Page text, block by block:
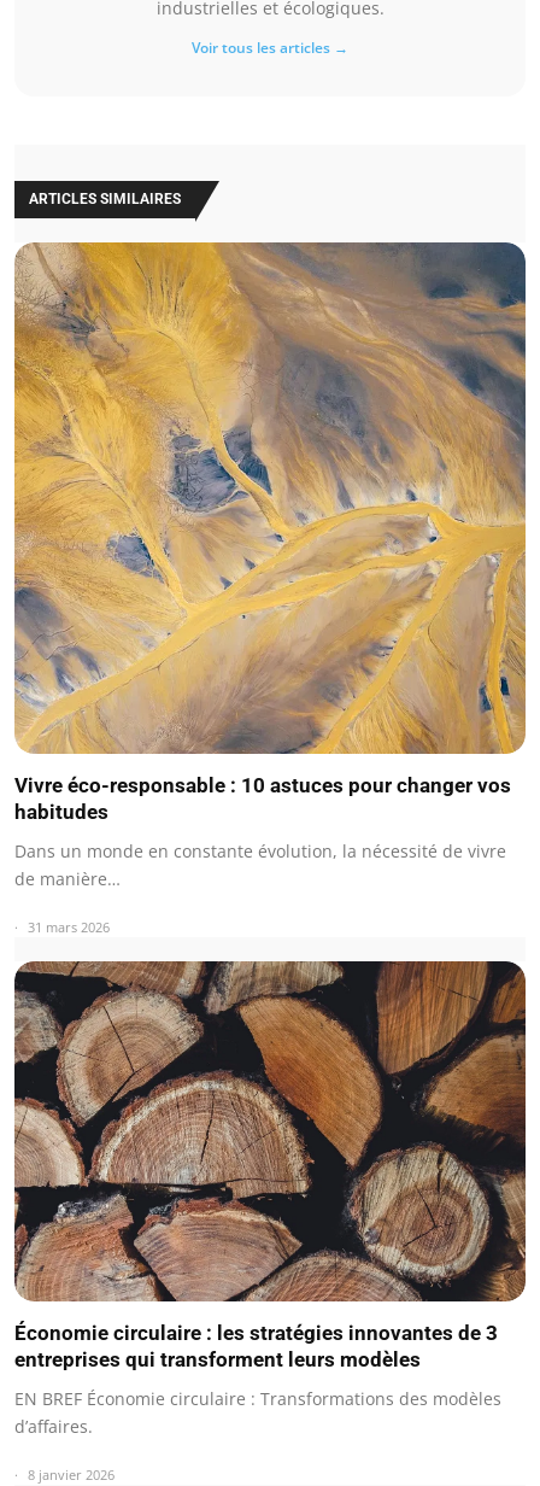
industrielles et écologiques.
Voir tous les articles →
ARTICLES SIMILAIRES
Vivre éco-responsable : 10 astuces pour changer vos
habitudes
Dans un monde en constante évolution, la nécessité de vivre
de manière…
31 mars 2026
Économie circulaire : les stratégies innovantes de 3
entreprises qui transforment leurs modèles
EN BREF Économie circulaire : Transformations des modèles
d’affaires.
8 janvier 2026